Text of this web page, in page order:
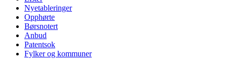
Nyetableringer
Opphørte
Børsnotert
Anbud
Patentsok
Fylker og kommuner